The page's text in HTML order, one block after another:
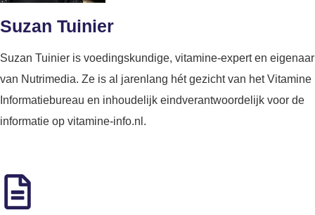
Suzan Tuinier
Suzan Tuinier is voedingskundige, vitamine-expert en eigenaar
van Nutrimedia. Ze is al jarenlang hét gezicht van het Vitamine
Informatiebureau en inhoudelijk eindverantwoordelijk voor de
informatie op vitamine-info.nl.